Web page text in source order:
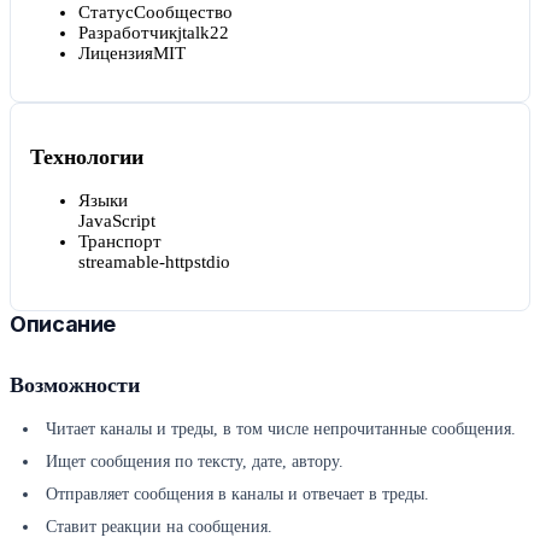
СтатусСообщество
Разработчикjtalk22
ЛицензияMIT
Технологии
Языки
JavaScript
Транспорт
streamable-httpstdio
Описание
Возможности
Читает каналы и треды, в том числе непрочитанные сообщения.
Ищет сообщения по тексту, дате, автору.
Отправляет сообщения в каналы и отвечает в треды.
Ставит реакции на сообщения.